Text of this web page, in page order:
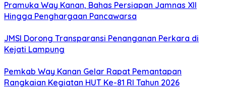
Pramuka Way Kanan, Bahas Persiapan Jamnas XII
Hingga Penghargaan Pancawarsa
JMSI Dorong Transparansi Penanganan Perkara di
Kejati Lampung
Pemkab Way Kanan Gelar Rapat Pemantapan
Rangkaian Kegiatan HUT Ke-81 RI Tahun 2026